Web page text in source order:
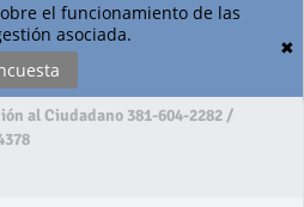
el funcionamiento de las
asociada.
✖
al Ciudadano 381-604-2282 /